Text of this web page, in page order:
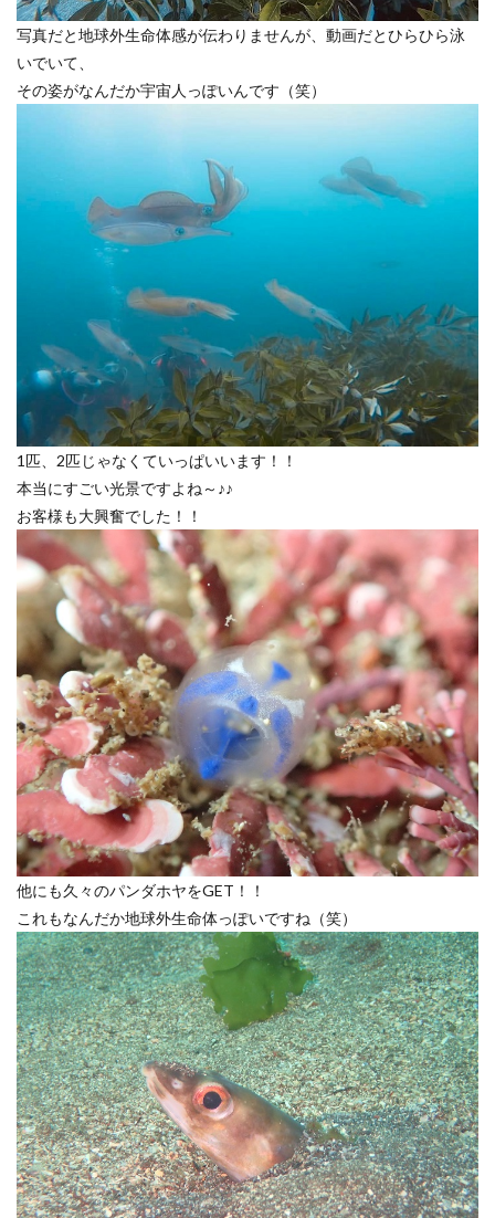
写真だと地球外生命体感が伝わりませんが、動画だとひらひら泳
いでいて、
その姿がなんだか宇宙人っぽいんです（笑）
1匹、2匹じゃなくていっぱいいます！！
本当にすごい光景ですよね～♪♪
お客様も大興奮でした！！
他にも久々のパンダホヤをGET！！
これもなんだか地球外生命体っぽいですね（笑）